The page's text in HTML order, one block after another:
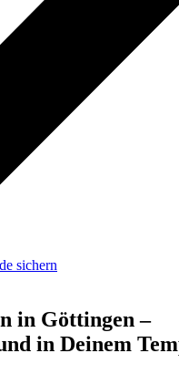
sichern
in Göttingen –
in Deinem